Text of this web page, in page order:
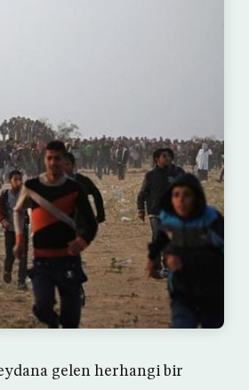
gelen herhangi bir